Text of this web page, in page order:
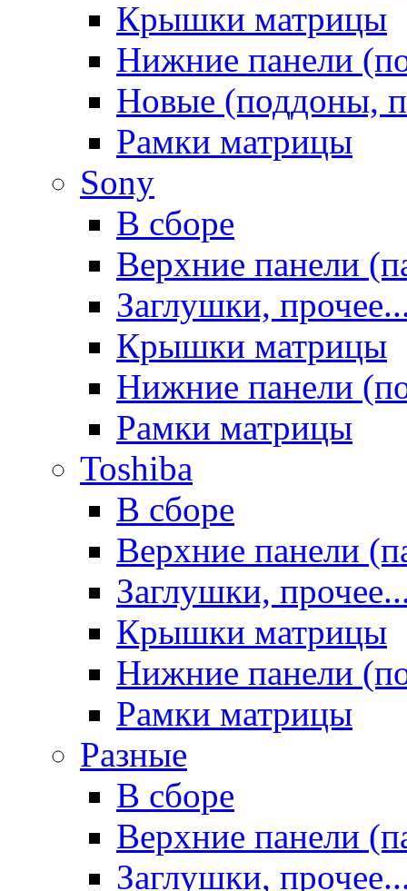
Крышки матрицы
Нижние панели
Новые (поддоны,
Рамки матрицы
Sony
В сборе
Верхние панели
Заглушки,
Крышки матрицы
Нижние панели
Рамки матрицы
Toshiba
В сборе
Верхние панели
Заглушки,
Крышки матрицы
Нижние панели
Рамки матрицы
Разные
В сборе
Верхние панели
Заглушки,